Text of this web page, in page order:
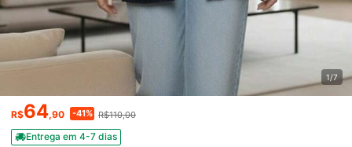
1/7
R$64,90 -41% R$110,00
Entrega em 4-7 dias